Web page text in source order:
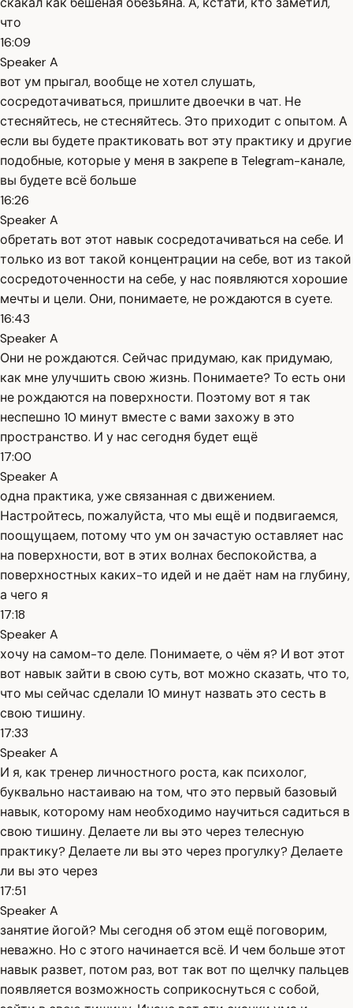
что
16:09
Speaker A
вот ум прыгал, вообще не хотел слушать,
сосредотачиваться, пришлите двоечки в чат. Не
стесняйтесь, не стесняйтесь. Это приходит с опытом. А
если вы будете практиковать вот эту практику и другие
подобные, которые у меня в закрепе в Telegram-канале,
вы будете всё больше
16:26
Speaker A
обретать вот этот навык сосредотачиваться на себе. И
только из вот такой концентрации на себе, вот из такой
сосредоточенности на себе, у нас появляются хорошие
мечты и цели. Они, понимаете, не рождаются в суете.
16:43
Speaker A
Они не рождаются. Сейчас придумаю, как придумаю,
как мне улучшить свою жизнь. Понимаете? То есть они
не рождаются на поверхности. Поэтому вот я так
неспешно 10 минут вместе с вами захожу в это
пространство. И у нас сегодня будет ещё
17:00
Speaker A
одна практика, уже связанная с движением.
Настройтесь, пожалуйста, что мы ещё и подвигаемся,
поощущаем, потому что ум он зачастую оставляет нас
на поверхности, вот в этих волнах беспокойства, а
поверхностных каких-то идей и не даёт нам на глубину,
а чего я
17:18
Speaker A
хочу на самом-то деле. Понимаете, о чём я? И вот этот
вот навык зайти в свою суть, вот можно сказать, что то,
что мы сейчас сделали 10 минут назвать это сесть в
свою тишину.
17:33
Speaker A
И я, как тренер личностного роста, как психолог,
буквально настаиваю на том, что это первый базовый
навык, которому нам необходимо научиться садиться в
свою тишину. Делаете ли вы это через телесную
практику? Делаете ли вы это через прогулку? Делаете
ли вы это через
17:51
Speaker A
занятие йогой? Мы сегодня об этом ещё поговорим,
неважно. Но с этого начинается всё. И чем больше этот
навык развет, потом раз, вот так вот по щелчку пальцев
появляется возможность соприкоснуться с собой,